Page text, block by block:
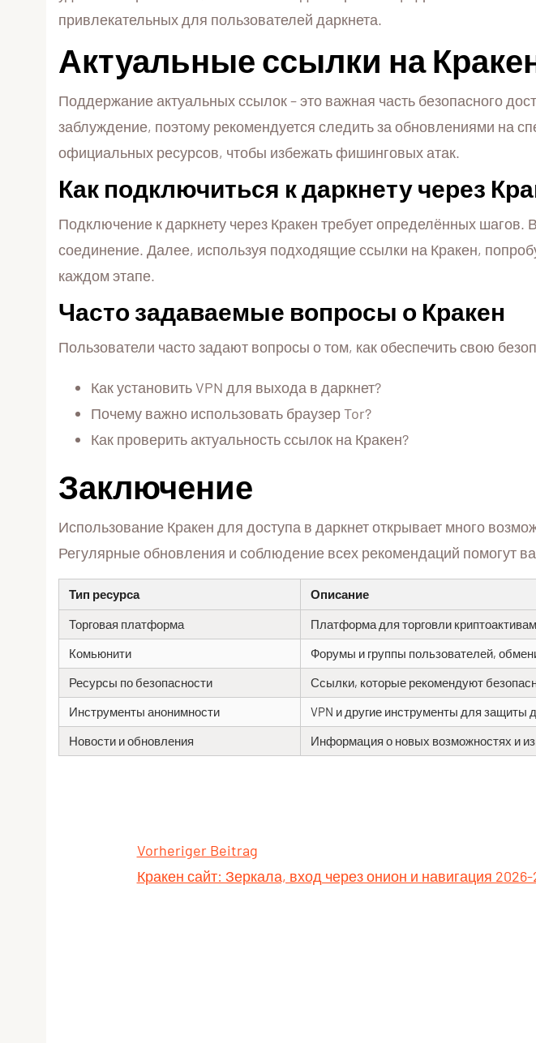
привлекательных для пользователей даркнета.
Актуальные ссылки на
Поддержание актуальных ссылок – это важная часть безопасного
заблуждение, поэтому рекомендуется следить за обновлениями на
официальных ресурсов, чтобы избежать фишинговых атак.
Как подключиться к даркнету через
Подключение к даркнету через Кракен требует определённых
соединение. Далее, используя подходящие ссылки на Кракен,
каждом этапе.
Часто задаваемые вопросы о Кракен
Пользователи часто задают вопросы о том, как обеспечить свою
Как установить VPN для выхода в даркнет?
Почему важно использовать браузер Tor?
Как проверить актуальность ссылок на Кракен?
Заключение
Использование Кракен для доступа в даркнет открывает много
Регулярные обновления и соблюдение всех рекомендаций помогут
Тип ресурса Описание
Торговая платформа Платформа для торговли
Комьюнити
Форумы и группы пользователей,
Ресурсы по безопасности
Ссылки, которые рекомендуют
Инструменты анонимности
VPN и другие инструменты для защиты
Новости и обновления
Информация о новых возможностях и
Vorheriger Beitrag
Кракен сайт: Зеркала, вход через онион и навигация